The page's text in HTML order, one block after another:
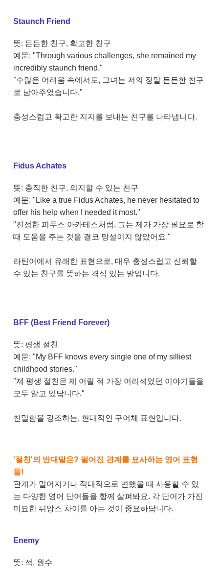
Staunch Friend
뜻: 든든한 친구, 확고한 친구
예문: "Through various challenges, she remained my
incredibly staunch friend."
"수많은 어려움 속에서도, 그녀는 저의 정말 든든한 친구
로 남아주었습니다."
충성스럽고 확고한 지지를 보내는 친구를 나타냅니다.
Fidus Achates
뜻: 충직한 친구, 의지할 수 있는 친구
예문: "Like a true Fidus Achates, he never hesitated to
offer his help when I needed it most."
"진정한 피두스 아카테스처럼, 그는 제가 가장 필요로 할
때 도움을 주는 것을 결코 망설이지 않았어요."
라틴어에서 유래한 표현으로, 매우 충성스럽고 신뢰할
수 있는 친구를 뜻하는 격식 있는 말입니다.
BFF (Best Friend Forever)
뜻: 평생 절친
예문: "My BFF knows every single one of my silliest
childhood stories."
"제 평생 절친은 제 어릴 적 가장 어리석었던 이야기들을
모두 알고 있답니다."
친밀함을 강조하는, 현대적인 구어체 표현입니다.
'절친'의 반대말은? 멀어진 관계를 묘사하는 영어 표현
들!
관계가 멀어지거나 적대적으로 변했을 때 사용할 수 있
는 다양한 영어 단어들을 함께 살펴봐요. 각 단어가 가진
미묘한 뉘앙스 차이를 아는 것이 중요하답니다.
Enemy
뜻: 적, 원수